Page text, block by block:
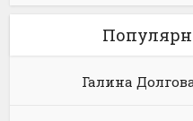
Галина